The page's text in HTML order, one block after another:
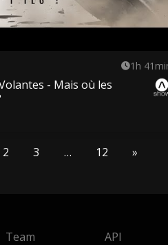
1h
- Mais où les
2 3 … 12 »
Team API